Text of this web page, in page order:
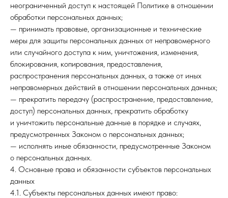
неограниченный доступ к настоящей Политике в отношении
обработки персональных данных;
— принимать правовые, организационные и технические
меры для защиты персональных данных от неправомерного
или случайного доступа к ним, уничтожения, изменения,
блокирования, копирования, предоставления,
распространения персональных данных, а также от иных
неправомерных действий в отношении персональных данных;
— прекратить передачу (распространение, предоставление,
доступ) персональных данных, прекратить обработку
и уничтожить персональные данные в порядке и случаях,
предусмотренных Законом о персональных данных;
— исполнять иные обязанности, предусмотренные Законом
о персональных данных.
4. Основные права и обязанности субъектов персональных
данных
4.1. Субъекты персональных данных имеют право: